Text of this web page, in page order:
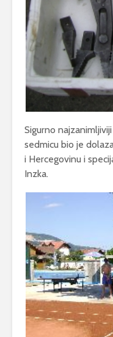
Sigurno
sedmicu bio je
i Hercegovinu i
Inzka.